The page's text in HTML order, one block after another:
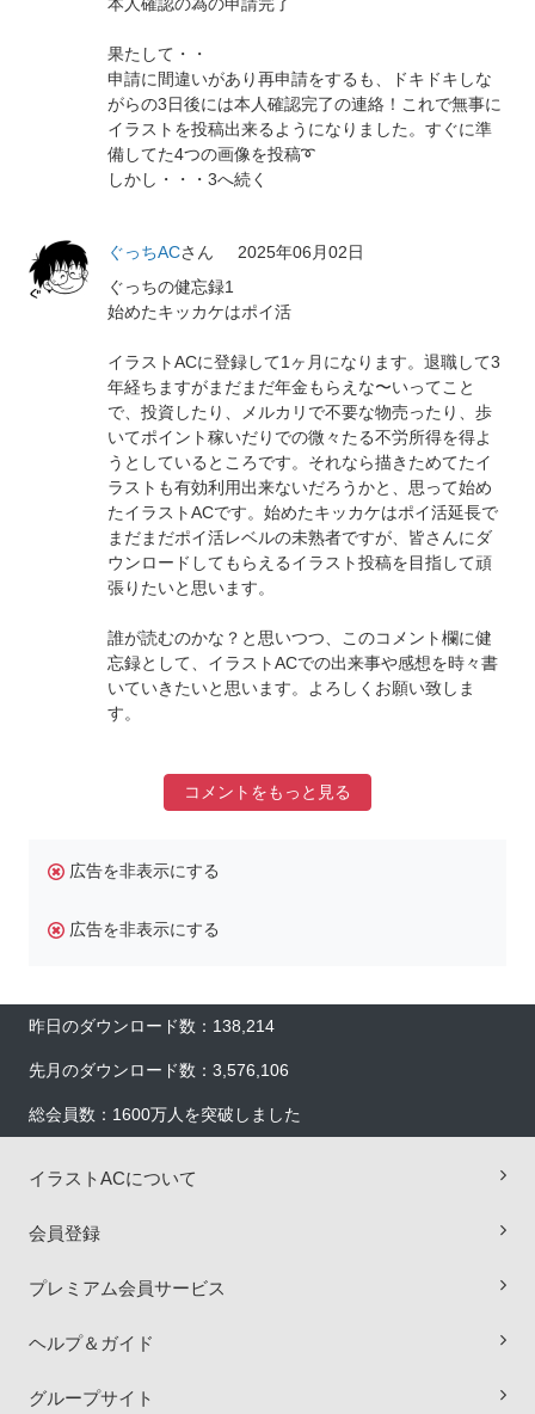
本人確認の為の申請完了
果たして・・
申請に間違いがあり再申請をするも、ドキドキしな
がらの3日後には本人確認完了の連絡！これで無事に
イラストを投稿出来るようになりました。すぐに準
備してた4つの画像を投稿➰
しかし・・・3へ続く
ぐっちACさん
2025年06月02日
ぐっちの健忘録1
始めたキッカケはポイ活
イラストACに登録して1ヶ月になります。退職して3
年経ちますがまだまだ年金もらえな〜いってこと
で、投資したり、メルカリで不要な物売ったり、歩
いてポイント稼いだりでの微々たる不労所得を得よ
うとしているところです。それなら描きためてたイ
ラストも有効利用出来ないだろうかと、思って始め
たイラストACです。始めたキッカケはポイ活延長で
まだまだポイ活レベルの未熟者ですが、皆さんにダ
ウンロードしてもらえるイラスト投稿を目指して頑
張りたいと思います。
誰が読むのかな？と思いつつ、このコメント欄に健
忘録として、イラストACでの出来事や感想を時々書
いていきたいと思います。よろしくお願い致しま
す。
コメントをもっと見る
広告を非表示にする
広告を非表示にする
昨日のダウンロード数：138,214
先月のダウンロード数：3,576,106
総会員数：1600万人を突破しました
イラストACについて
会員登録
プレミアム会員サービス
ヘルプ＆ガイド
グループサイト